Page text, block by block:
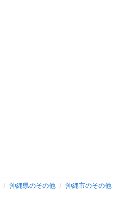
沖縄県のその他 沖縄市のその他